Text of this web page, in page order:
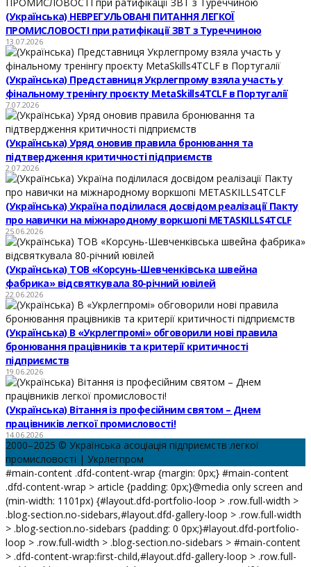
(Українська) НЕВРЕГУЛЬОВАНІ ПИТАННЯ ЛЕГКОЇ
ПРОМИСЛОВОСТІ при ратифікації ЗВТ з Туреччиною
13.07.2026
(Українська) Представниця Укрлегпрому взяла участь у
фінальному тренінгу проєкту MetaSkills4TCLF в Португалії
7.07.2026
(Українська) Уряд оновив правила бронювання та
підтвердження критичності підприємств
2.07.2026
(Українська) Україна поділилася досвідом реалізації Пакту
про навички на міжнародному воркшопі METASKILLS4TCLF
25.06.2026
(Українська) ТОВ «Корсунь-Шевченківська швейна
фабрика» відсвяткувала 80-річний ювілей
22.06.2026
(Українська) В «Укрлегпромі» обговорили нові правила
бронювання працівників та критерії критичності
підприємств
19.06.2026
(Українська) Вітання із професійним святом – Днем
працівників легкої промисловості!
14.06.2026
2000–2025 © Українська асоціація підприємств легкої
промисловості | Укрлегпром
#main-content .dfd-content-wrap {margin: 0px;} #main-content
.dfd-content-wrap > article {padding: 0px;}@media only screen and
(min-width: 1101px) {#layout.dfd-portfolio-loop > .row.full-width >
.blog-section.no-sidebars,#layout.dfd-gallery-loop > .row.full-width
> .blog-section.no-sidebars {padding: 0 0px;}#layout.dfd-portfolio-
loop > .row.full-width > .blog-section.no-sidebars > #main-content
> .dfd-content-wrap:first-child,#layout.dfd-gallery-loop > .row.full-